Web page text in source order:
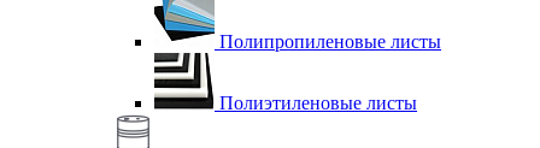
Полипропиленовые листы
Полиэтиленовые листы